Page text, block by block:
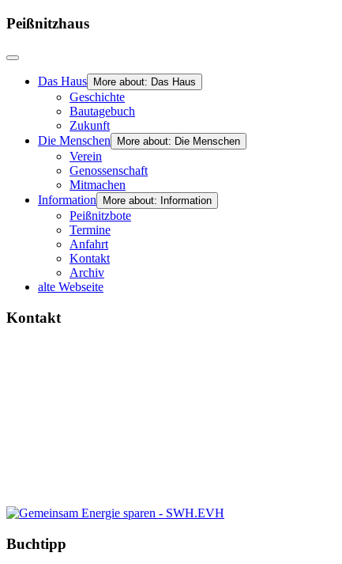
Peißnitzhaus
Das Haus More about: Das Haus
Geschichte
Bautagebuch
Zukunft
Die Menschen
More about: Die Menschen
Verein
Genossenschaft
Mitmachen
Information
More about: Information
Peißnitzbote
Termine
Anfahrt
Kontakt
Archiv
alte Webseite
Kontakt
Buchtipp